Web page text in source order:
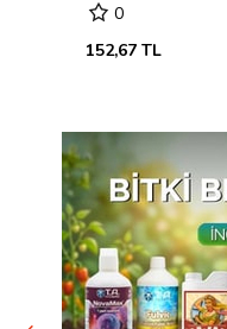
0
3.263,20 TL